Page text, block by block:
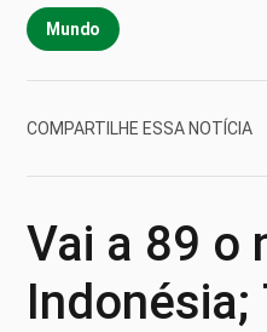
Mundo
COMPARTILHE ESSA NOTÍCIA
Vai a 89 o